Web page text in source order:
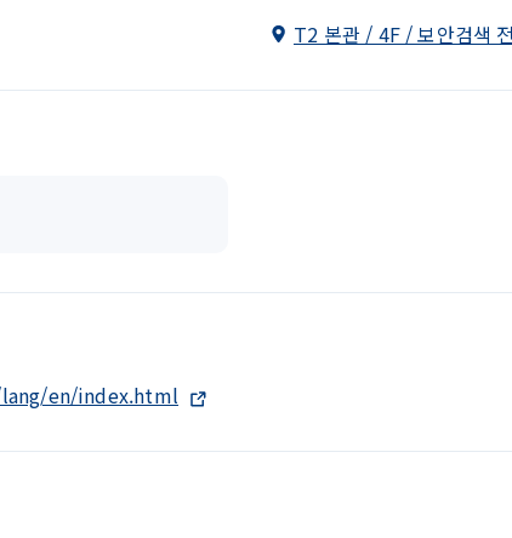
T2 본관 / 4F / 보안검색
en/index.html